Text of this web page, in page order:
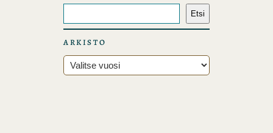
t
s
i
Etsi
ARKISTO
A
r